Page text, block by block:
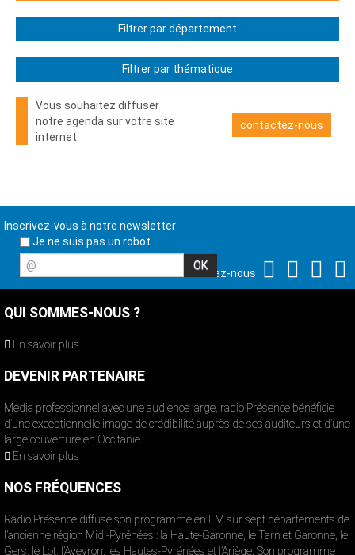
Filtrer par département
Filtrer par thématique
Vous souhaitez diffuser
notre agenda sur votre site
internet
contactez-nous
Inscrivez-vous à notre newsletter
Je ne suis pas un robot
@
Suivez-nous
QUI SOMMES-NOUS ?
En savoir plus
DEVENIR PARTENAIRE
Média professionnel avec une audience large, radio Présence bénéficie
d’une exceptionnelle image de crédibilité auprès de ses auditeurs et d’une
large couverture en Occitanie.
En savoir plus
NOS FRÉQUENCES
Radio Présence diffuse son programme en FM sur sept départements de
l’ancienne région Midi-Pyrénées : la Haute-Garonne, le Tarn et Garonne, le
Gers, le Lot, l’Aveyron, les Hautes-Pyrénées et l’Ariège. Son programme